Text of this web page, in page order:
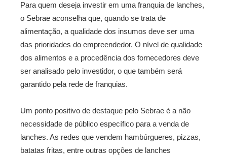
Para quem deseja investir em uma franquia de lanches,
o Sebrae aconselha que, quando se trata de
alimentação, a qualidade dos insumos deve ser uma
das prioridades do empreendedor. O nível de qualidade
dos alimentos e a procedência dos fornecedores deve
ser analisado pelo investidor, o que também será
garantido pela rede de franquias.
Um ponto positivo de destaque pelo Sebrae é a não
necessidade de público específico para a venda de
lanches. As redes que vendem hambúrgueres, pizzas,
batatas fritas, entre outras opções de lanches